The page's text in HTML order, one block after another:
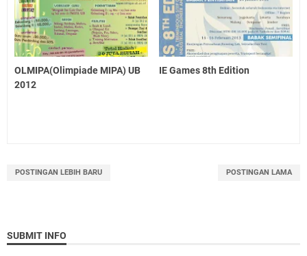
OLMIPA(Olimpiade MIPA) UB
2012
IE Games 8th Edition
POSTINGAN LEBIH BARU POSTINGAN LAMA
SUBMIT INFO